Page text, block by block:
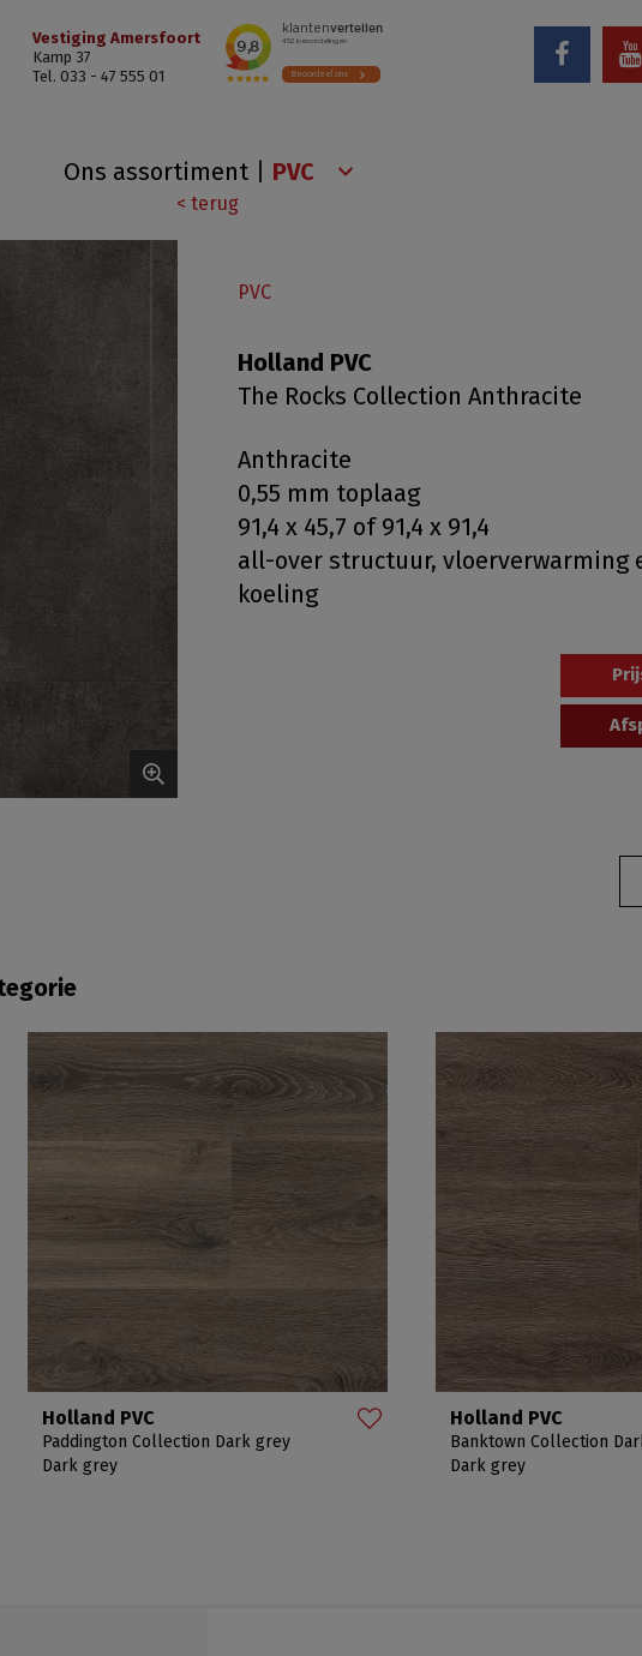
Vestiging Amersfoort
Kamp 37
Tel. 033 - 47 555 01
Ons assortiment
< terug
PVC
Holland PVC
The Rocks Collection Anthracite
Anthracite
0,55 mm toplaag
91,4 x 45,7 of 91,4 x 91,4
all-over structuur, vloerverwarming
koeling
Holland PVC
Paddington Collection Dark grey
Dark grey
Holland PVC
Banktown Collection
Dark grey